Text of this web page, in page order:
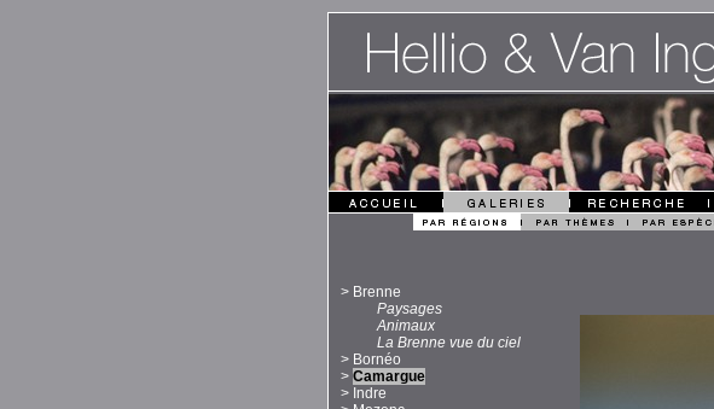
> Brenne
Paysages
Animaux
La Brenne vue du ciel
> Bornéo
> Camargue
> Indre